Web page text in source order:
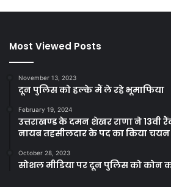
Most Viewed Posts
November 13, 2023
दून पुलिस को हल्के मैं ले रहे भूमाफिया
February 19, 2024
उत्तराखण्ड के दमन शेखर राणा ने 13वी
नायब तहसीलदार के पद का किया चयन
October 28, 2023
सोशल मीडिया पर दून पुलिस को कोन